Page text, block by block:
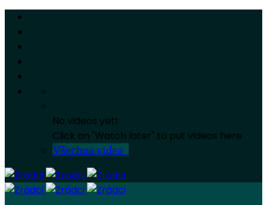
No videos yet!
Click on "Watch later" to put videos here
Všechna videa